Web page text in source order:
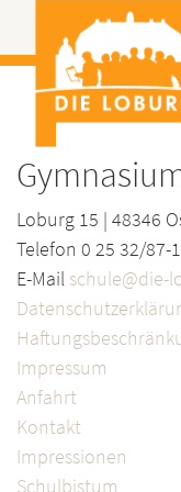
Loburg 15 | 48346
Telefon 0 25 32/87-
E-Mail schule@die-
Impressum
Anfahrt
Kontakt
Impressionen
Schulbistum